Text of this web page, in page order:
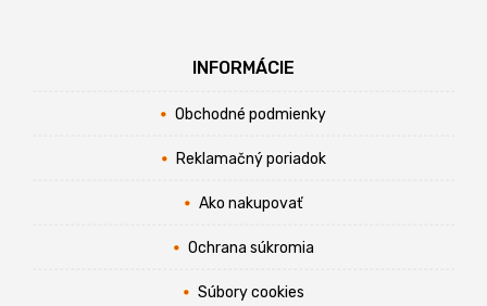
INFORMÁCIE
Obchodné podmienky
Reklamačný poriadok
Ako nakupovať
Ochrana súkromia
Súbory cookies